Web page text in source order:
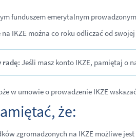
funduszem emerytalnym
na IKZE można co roku odliczać od
radę: Jeśli masz konto IKZE, pamiętaj o
w umowie o prowadzenie IKZE
że:
zgromadzonych na IKZE możliwe